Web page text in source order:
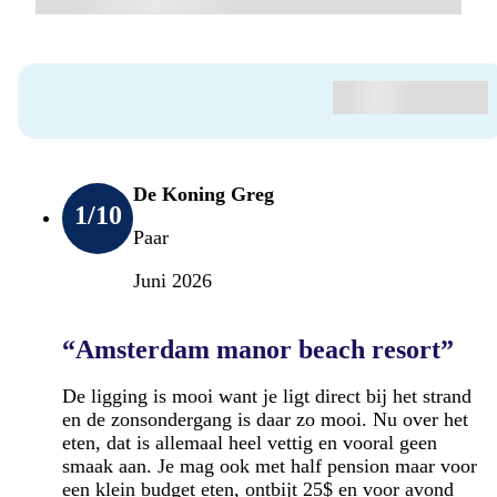
1/10
De Koning Greg
Paar
Juni 2026
“Amsterdam manor beach resort”
De ligging is mooi want je ligt direct bij het strand
en de zonsondergang is daar zo mooi. Nu over het
eten, dat is allemaal heel vettig en vooral geen
smaak aan. Je mag ook met half pension maar voor
een klein budget eten, ontbijt 25$ en voor avond